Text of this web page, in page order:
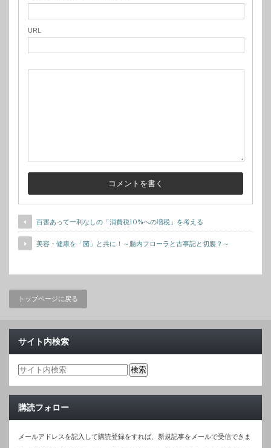
URL
百害あって一利なしの「消費税10%への増税」を考える
美容・健康を「菌」と共に！～腸内フローラと古事記と切腹？～
トップページに戻る
サイト内検索
購読フォロー
メールアドレスを記入して購読登録をすれば、新規記事をメールで受信できま